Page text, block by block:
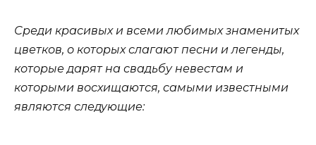
Среди красивых и всеми любимых знаменитых
цветков, о которых слагают песни и легенды,
которые дарят на свадьбу невестам и
которыми восхищаются, самыми известными
являются следующие: